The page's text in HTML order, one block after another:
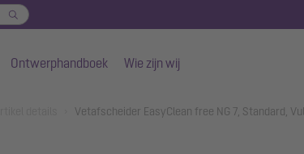
Ontwerphandboek Wie zijn wij
Vetafscheider EasyClean free NG 7, Standard,